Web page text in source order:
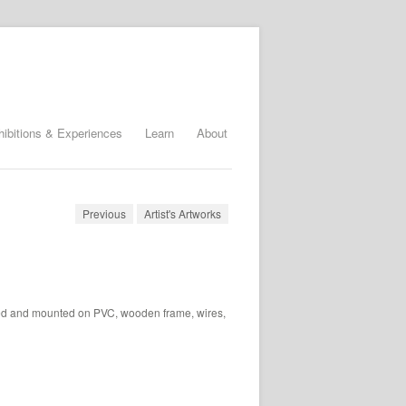
& Experiences Learn About
Previous Artist's Artworks
and mounted on PVC, wooden frame, wires,